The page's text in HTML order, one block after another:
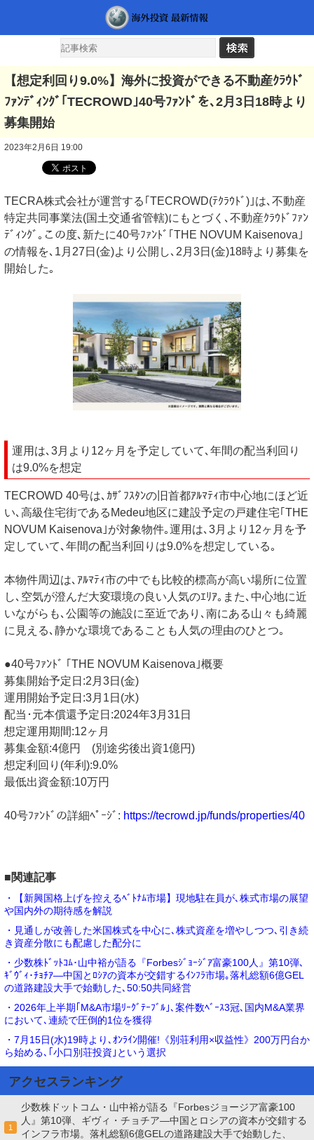
【想定利回り9.0%】海外に投資ができる不動産ｸﾗｳﾄﾞ
ﾌｧﾝﾃﾞｨﾝｸﾞ｢TECROWD｣40号ﾌｧﾝﾄﾞを､2月3日18時より
募集開始
2023年2月6日 19:00
TECRA株式会社が運営する｢TECROWD(ﾃｸﾗｳﾄﾞ)｣は､不動産
特定共同事業法(国土交通省管轄)にもとづく､不動産ｸﾗｳﾄﾞﾌｧﾝ
ﾃﾞｨﾝｸﾞ｡この度､新たに40号ﾌｧﾝﾄﾞ｢THE NOVUM Kaisenova｣
の情報を､1月27日(金)より公開し､2月3日(金)18時より募集を
開始した｡
運用は､3月より12ヶ月を予定していて､年間の配当利回り
は9.0%を想定
TECROWD 40号は､ｶｻﾞﾌｽﾀﾝの旧首都ｱﾙﾏﾃｨ市中心地にほど近
い､高級住宅街であるMedeu地区に建設予定の戸建住宅｢THE
NOVUM Kaisenova｣が対象物件｡運用は､3月より12ヶ月を予
定していて､年間の配当利回りは9.0%を想定している｡
本物件周辺は､ｱﾙﾏﾃｨ市の中でも比較的標高が高い場所に位置
し､空気が澄んだ大変環境の良い人気のｴﾘｱ｡また､中心地に近
いながらも､公園等の施設に至近であり､南にある山々も綺麗
に見える､静かな環境であることも人気の理由のひとつ｡
●40号ﾌｧﾝﾄﾞ ｢THE NOVUM Kaisenova｣概要
募集開始予定日:2月3日(金)
運用開始予定日:3月1日(水)
配当･元本償還予定日:2024年3月31日
想定運用期間:12ヶ月
募集金額:4億円 (別途劣後出資1億円)
想定利回り(年利):9.0%
最低出資金額:10万円
40号ﾌｧﾝﾄﾞの詳細ﾍﾟｰｼﾞ: https://tecrowd.jp/funds/properties/40
■関連記事
・【新興国格上げを控えるﾍﾞﾄﾅﾑ市場】現地駐在員が､株式市場の展望
や国内外の期待感を解説
・見通しが改善した米国株式を中心に､株式資産を増やしつつ､引き続
き資産分散にも配慮した配分に
・少数株ﾄﾞｯﾄｺﾑ･山中裕が語る『Forbesｼﾞｮｰｼﾞｱ富豪100人』第10弾､
ｷﾞｳﾞｨ･ﾁｮﾁｱ―中国とﾛｼｱの資本が交錯するｲﾝﾌﾗ市場｡落札総額6億GEL
の道路建設大手で始動した､50:50共同経営
・2026年上半期｢M&A市場ﾘｰｸﾞﾃｰﾌﾞﾙ｣､案件数ﾍﾞｰｽ3冠､国内M&A業界
において､連続で圧倒的1位を獲得
・7月15日(水)19時より､ｵﾝﾗｲﾝ開催!《別荘利用×収益性》200万円台か
ら始める､｢小口別荘投資｣という選択
アクセスランキング
1
少数株ドットコム・山中裕が語る『Forbesジョージア富豪100
人』第10弾、ギヴィ・チョチア―中国とロシアの資本が交錯する
インフラ市場。落札総額6億GELの道路建設大手で始動した、